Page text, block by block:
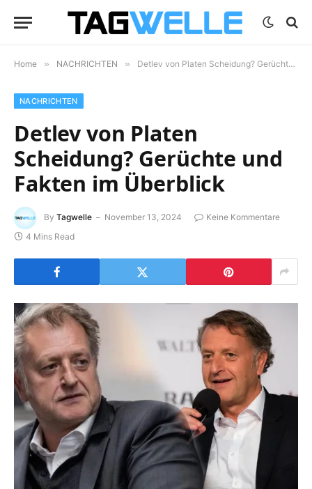
Home » NACHRICHTEN » Detlev von Platen Scheidung? Gerüchte und Fakten im Überblick
NACHRICHTEN
Detlev von Platen
Scheidung? Gerüchte und
Fakten im Überblick
By Tagwelle November 13, 2024
Keine Kommentare
4 Mins Read